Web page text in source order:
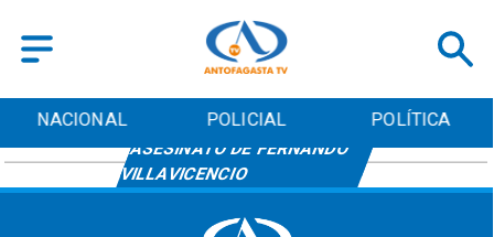
NACIONAL POLICIAL POLÍTICA
ASESINATO DE FERNANDO
VILLAVICENCIO